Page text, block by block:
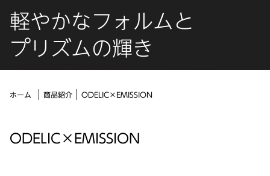
軽やかなフォルムと
プリズムの輝き
ホーム 商品紹介 ODELIC×EMISSION
ODELIC×EMISSION